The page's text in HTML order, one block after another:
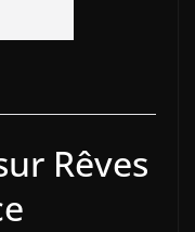
Rêves